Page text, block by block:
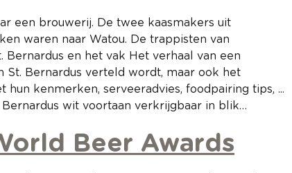
een brouwerij. De twee kaasmakers uit
waren naar Watou. De trappisten van
en het vak Het verhaal van een
Bernardus verteld wordt, maar ook het
kenmerken, serveeradvies, foodpairing tips, ...
wit voortaan verkrijgbaar in blik…
Beer Awards